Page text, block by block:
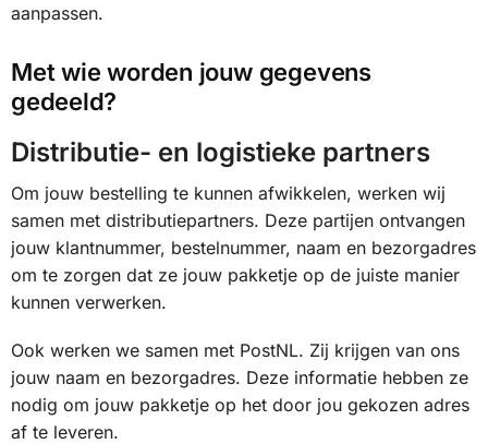
aanpassen.
Met wie worden jouw gegevens
gedeeld?
Distributie- en logistieke partners
Om jouw bestelling te kunnen afwikkelen, werken wij
samen met distributiepartners. Deze partijen ontvangen
jouw klantnummer, bestelnummer, naam en bezorgadres
om te zorgen dat ze jouw pakketje op de juiste manier
kunnen verwerken.
Ook werken we samen met PostNL. Zij krijgen van ons
jouw naam en bezorgadres. Deze informatie hebben ze
nodig om jouw pakketje op het door jou gekozen adres
af te leveren.